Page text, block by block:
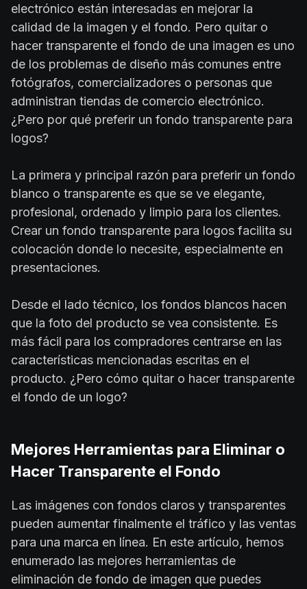
electrónico están interesadas en mejorar la
calidad de la imagen y el fondo. Pero quitar o
hacer transparente el fondo de una imagen es uno
de los problemas de diseño más comunes entre
fotógrafos, comercializadores o personas que
administran tiendas de comercio electrónico.
¿Pero por qué preferir un fondo transparente para
logos?
La primera y principal razón para preferir un fondo
blanco o transparente es que se ve elegante,
profesional, ordenado y limpio para los clientes.
Crear un fondo transparente para logos facilita su
colocación donde lo necesite, especialmente en
presentaciones.
Desde el lado técnico, los fondos blancos hacen
que la foto del producto se vea consistente. Es
más fácil para los compradores centrarse en las
características mencionadas escritas en el
producto. ¿Pero cómo quitar o hacer transparente
el fondo de un logo?
Mejores Herramientas para Eliminar o
Hacer Transparente el Fondo
Las imágenes con fondos claros y transparentes
pueden aumentar finalmente el tráfico y las ventas
para una marca en línea. En este artículo, hemos
enumerado las mejores herramientas de
eliminación de fondo de imagen que puedes